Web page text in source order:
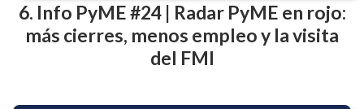
Info PyME #24 | Radar PyME en rojo:
más cierres, menos empleo y la visita
del FMI